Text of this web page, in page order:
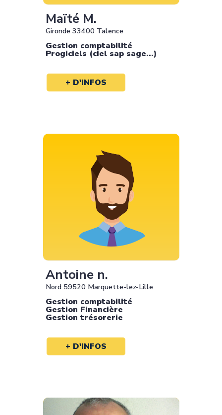
Maïté M.
Gironde 33400 Talence
Gestion comptabilité
Progiciels (ciel sap sage...)
+ D'INFOS
Antoine n.
Nord 59520 Marquette-lez-Lille
Gestion comptabilité
Gestion Financière
Gestion trésorerie
+ D'INFOS